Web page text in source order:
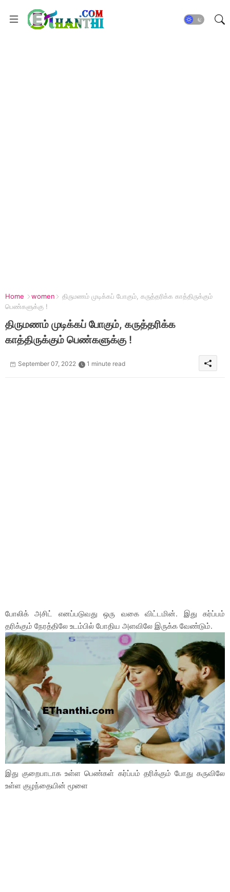
Home women
திருமணம் முடிக்கப் போகும், கருத்தரிக்க காத்திருக்கும்
பெண்களுக்கு !
திருமணம் முடிக்கப் போகும், கருத்தரிக்க
காத்திருக்கும் பெண்களுக்கு !
September 07, 2022 1 minute read
போலிக் அசிட் எனப்படுவது ஒரு வகை விட்டமின். இது கர்ப்பம்
தரிக்கும் நேரத்திலே உடம்பில் போதிய அளவிலே இருக்க வேண்டும்.
இது குறைபாடாக உள்ள பெண்கள் கர்ப்பம் தரிக்கும் போது கருவிலே
உள்ள குழந்தையின் மூளை